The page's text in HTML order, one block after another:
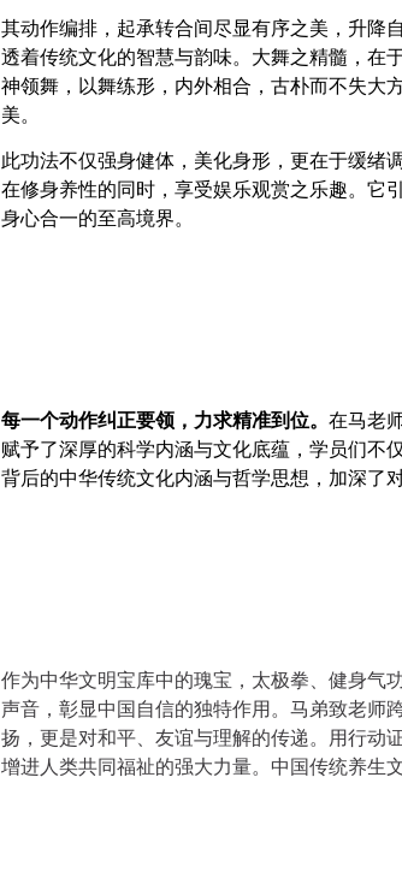
其动作编排，起承转合间尽显有序之美，升降
透着传统文化的智慧与韵味。大舞之精髓，在
神领舞，以舞练形，内外相合，古朴而不失大
美。
此功法不仅强身健体，美化身形，更在于缓绪
在修身养性的同时，享受娱乐观赏之乐趣。它
身心合一的至高境界。
每一个动作纠正要领，力求精准到位。 在马老
赋予了深厚的科学内涵与文化底蕴，学员们不
背后的中华传统文化内涵与哲学思想，加深了
作为中华文明宝库中的瑰宝，太极拳、健身气
声音，彰显中国自信的独特作用。马弟致老师
扬，更是对和平、友谊与理解的传递。用行动
增进人类共同福祉的强大力量。中国传统养生